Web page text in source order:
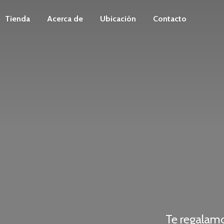
Tienda Acerca de Ubicación Contacto
Te